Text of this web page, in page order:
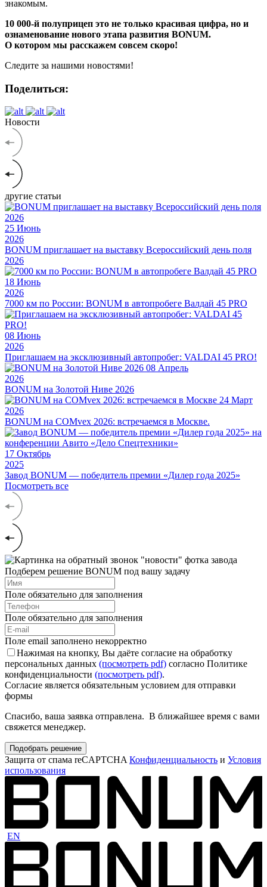
знакомым.
10 000-й полуприцеп это не только красивая цифра, но и
ознаменование нового этапа развития BONUM.
О котором мы расскажем совсем скоро!
Следите за нашими новостями!
Поделиться:
Новости
другие статьи
25 Июнь
2026
BONUM приглашает на выставку Всероссийский день поля
2026
18 Июнь
2026
7000 км по России: BONUM в автопробеге Валдай 45 PRO
08 Июнь
2026
Приглашаем на эксклюзивный автопробег: VALDAI 45 PRO!
08 Апрель
2026
BONUM на Золотой Ниве 2026
24 Март
2026
BONUM на COMvex 2026: встречаемся в Москве.
17 Октябрь
2025
Завод BONUM — победитель премии «Дилер года 2025»
Посмотреть все
Подберем решение BONUM под вашу задачу
Поле обязательно для заполнения
Поле обязательно для заполнения
Поле email заполнено некорректно
Нажимая на кнопку, Вы даёте согласие на обработку
персональных данных (посмотреть pdf) согласно Политике
конфиденциальности (посмотреть pdf).
Согласие является обязательным условием для отправки
формы
Спасибо, ваша заявка отправлена. В ближайшее время с вами
свяжется менеджер.
Подобрать решение
Защита от спама reCAPTCHA Конфиденциальность и Условия
использования
EN